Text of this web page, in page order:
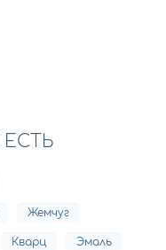
Жемчуг
Кварц Эмаль